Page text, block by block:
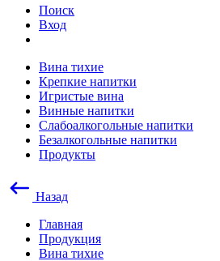
Поиск
Вход
Вина тихие
Крепкие напитки
Игристые вина
Винные напитки
Слабоалкогольные напитки
Безалкогольные напитки
Продукты
Назад
Главная
Продукция
Вина тихие